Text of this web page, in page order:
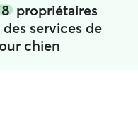
propriétaires
services de
chien